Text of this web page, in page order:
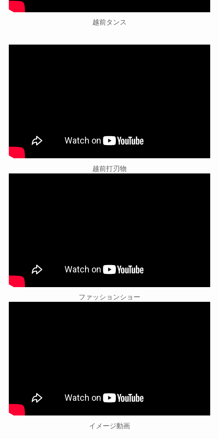
越前タンス
越前打刃物
ファッションショー
イメージ動画